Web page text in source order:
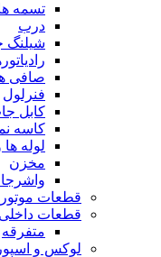
تسمه
درب
شیلنگ
صافی
فنرلول
کابل
کاسه
لوله
مخزن
قطعات
قطعات داخلی
متفرقه
لوکس و